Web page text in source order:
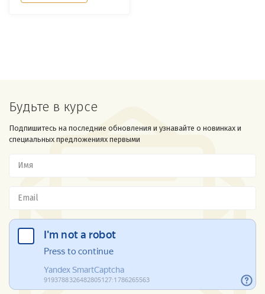
Будьте в курсе
Подпишитесь на последние обновления и узнавайте о новинках и
специальных предложениях первыми